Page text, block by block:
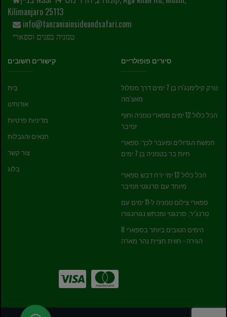
Kilimanjaro 25113
info@tanzaniainsideandsafari.com
טנזניה בפנים וספארי
קישורים חשובים
בַּיִת
אודותינו
מדיניות פרטיות
תנאים והגבלות
צור קשר
בלוג
סיורים פופולריים
טרק קילימנג'רו בן 7 ימים דרך מסלול
מאצ'מה
הכל כלול 12 ימים ספארי טנזניה וחוף
זנזיבר
חמשת הגדולים ומעבר לכך: ספארי
חיות בר בטנזניה בן 7 ימים
הכל כלול 12 ימי ירח דבש ספארי
מיוחד עם סרנגטי וזנזיבר
ספארי צילום טנזניה ל-11 ימים עם
טרנג'יר, סרנגטי ומכתש נגורונגורו
8 הימים הטובים ביותר בספארי
הגירה - חווית חציית נהר מארה